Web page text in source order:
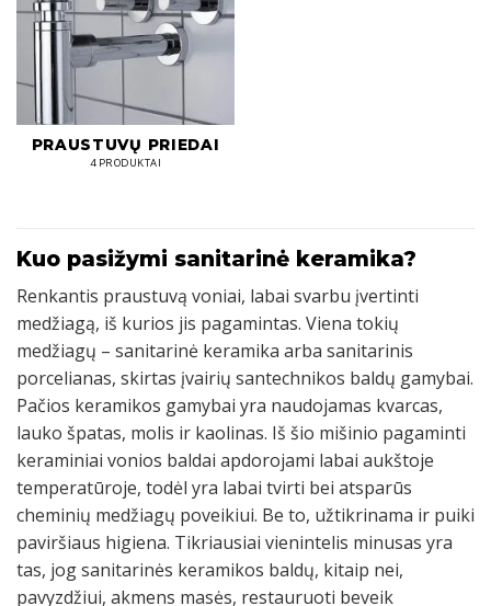
PRAUSTUVŲ PRIEDAI
4 PRODUKTAI
Kuo pasižymi sanitarinė keramika?
Renkantis praustuvą voniai, labai svarbu įvertinti
medžiagą, iš kurios jis pagamintas. Viena tokių
medžiagų – sanitarinė keramika arba sanitarinis
porcelianas, skirtas įvairių santechnikos baldų gamybai.
Pačios keramikos gamybai yra naudojamas kvarcas,
lauko špatas, molis ir kaolinas. Iš šio mišinio pagaminti
keraminiai vonios baldai apdorojami labai aukštoje
temperatūroje, todėl yra labai tvirti bei atsparūs
cheminių medžiagų poveikiui. Be to, užtikrinama ir puiki
paviršiaus higiena. Tikriausiai vienintelis minusas yra
tas, jog sanitarinės keramikos baldų, kitaip nei,
pavyzdžiui, akmens masės, restauruoti beveik